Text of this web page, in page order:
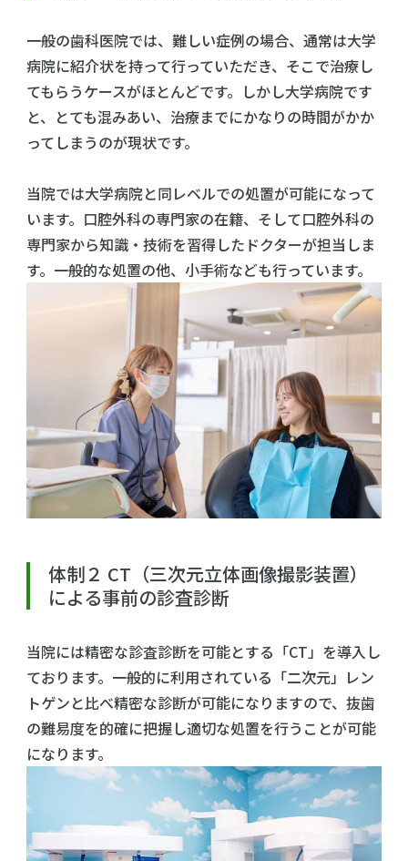
一般の歯科医院では、難しい症例の場合、通常は大学
病院に紹介状を持って行っていただき、そこで治療し
てもらうケースがほとんどです。しかし大学病院です
と、とても混みあい、治療までにかなりの時間がかか
ってしまうのが現状です。
当院では大学病院と同レベルでの処置が可能になって
います。口腔外科の専門家の在籍、そして口腔外科の
専門家から知識・技術を習得したドクターが担当しま
す。一般的な処置の他、小手術なども行っています。
体制２ CT（三次元立体画像撮影装置）
による事前の診査診断
当院には精密な診査診断を可能とする「CT」を導入し
ております。一般的に利用されている「二次元」レン
トゲンと比べ精密な診断が可能になりますので、抜歯
の難易度を的確に把握し適切な処置を行うことが可能
になります。